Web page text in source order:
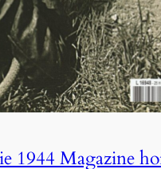
1944 Magazine